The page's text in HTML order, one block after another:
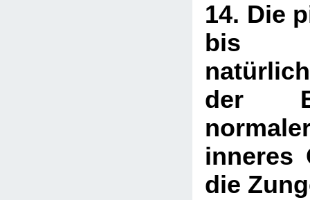
14. Die
bis
der
inneres
die